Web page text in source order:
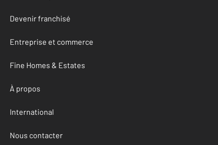
Devenir franchisé
Entreprise et commerce
Fine Homes & Estates
À propos
International
Nous contacter